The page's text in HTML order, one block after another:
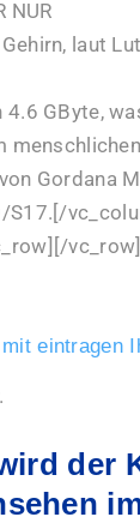
NUR
laut
GByte,
Gordana
S17.[/
eintragen
der